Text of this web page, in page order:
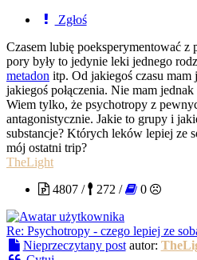
Zgłoś
Czasem lubię poeksperymentować z
pory były to jedynie leki jednego
metadon itp. Od jakiegoś czasu mam
jakiegoś połączenia. Nie mam
Wiem tylko, że psychotropy z
antagonistycznie. Jakie to grupy i
substancje? Których leków lepiej ze
mój ostatni trip?
TheLight
4807 /
272 / 0
Re: Psychotropy - czego lepiej ze
Nieprzeczytany post autor: